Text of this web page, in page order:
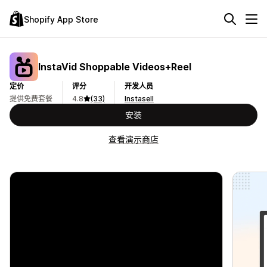
Shopify App Store
InstaVid Shoppable Videos+Reel
定价
提供免费套餐
评分
4.8
(33)
开发人员
Instasell
安装
查看演示商店